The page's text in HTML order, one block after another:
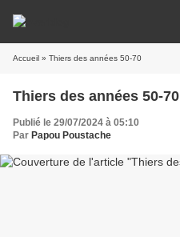
Accueil » Thiers des années 50-70
Thiers des années 50-70
Publié le 29/07/2024 à 05:10
Par Papou Poustache